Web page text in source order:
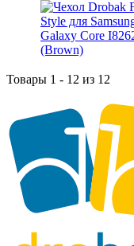
Товары 1 - 12 из 12